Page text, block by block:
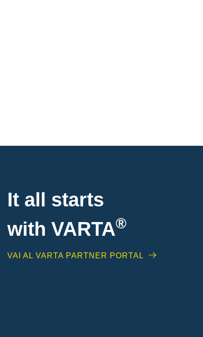
It all starts
with VARTA®
VAI AL VARTA PARTNER PORTAL